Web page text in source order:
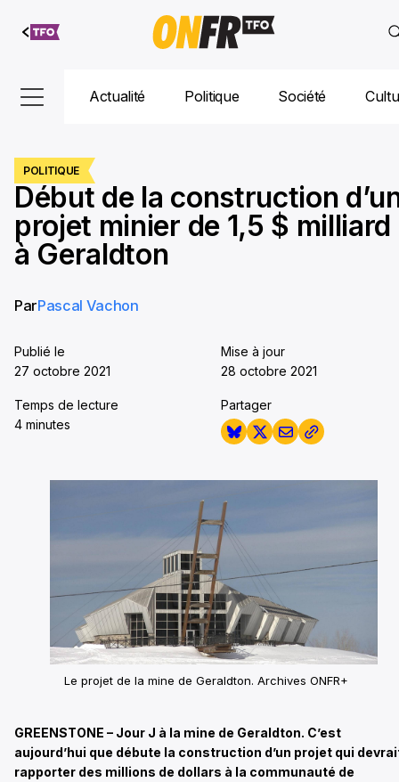
Aller au
contenu
Actualité Politique Société
POLITIQUE
Début de la construction
projet minier de 1,5 $ milliard
à Geraldton
ParPascal Vachon
Publié le
27 octobre 2021
Mise à jour
28 octobre 2021
Temps de lecture
4 minutes
Partager
Le projet de la mine de Geraldton. Archives ONFR+
GREENSTONE – Jour J à la mine de Geraldton. C’est
aujourd’hui que débute la construction d’un projet qui
rapporter des millions de dollars à la communauté de